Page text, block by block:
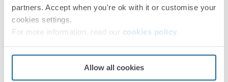
partners. Accept when you're ok with it or customise your
cookies settings.
For more information, read our cookies policy
Allow all cookies
Simon 82 Detail
Acabados